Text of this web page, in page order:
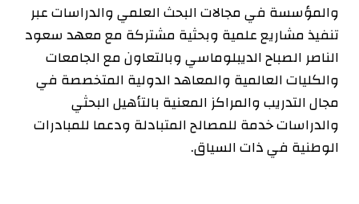
والمؤسسة في مجالات البحث العلمي والدراسات عبر
تنفيذ مشاريع علمية وبحثية مشتركة مع معهد سعود
الناصر الصباح الديبلوماسي وبالتعاون مع الجامعات
والكليات العالمية والمعاهد الدولية المتخصصة في
مجال التدريب والمراكز المعنية بالتأهيل البحثي
والدراسات خدمة للمصالح المتبادلة ودعما للمبادرات
الوطنية في ذات السياق.